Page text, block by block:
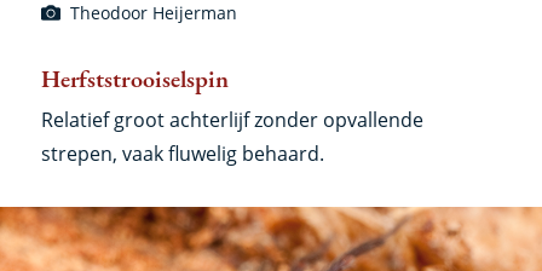
Theodoor Heijerman
Herfststrooiselspin
Relatief groot achterlijf zonder opvallende
strepen, vaak fluwelig behaard.